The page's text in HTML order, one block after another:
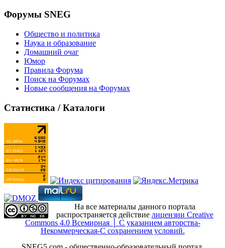
Форумы SNEG
Общество и политика
Наука и образование
Домашний очаг
Юмор
Правила Форума
Поиск на Форумах
Новые сообщения на Форумах
Статистика / Каталоги
На все материалы данного портала
распространяется действие лицензии Creative
Commons 4.0 Всемирная │ С указанием авторства-
Некоммерческая-С сохранением условий.